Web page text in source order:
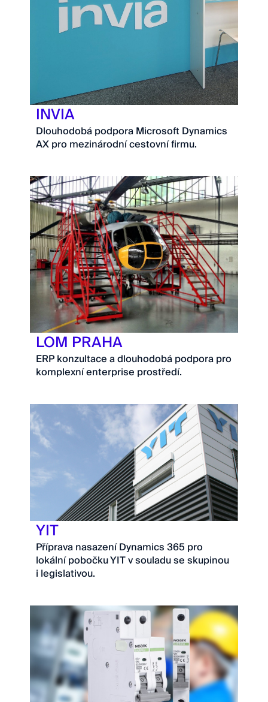
INVIA
Dlouhodobá podpora Microsoft Dynamics
AX pro mezinárodní cestovní firmu.
LOM PRAHA
ERP konzultace a dlouhodobá podpora pro
komplexní enterprise prostředí.
YIT
Příprava nasazení Dynamics 365 pro
lokální pobočku YIT v souladu se skupinou
i legislativou.